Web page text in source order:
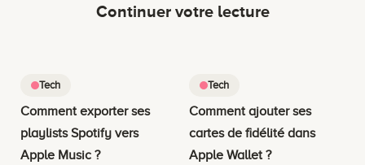
Continuer votre lecture
Tech
Comment exporter ses
playlists Spotify vers
Apple Music ?
Tech
Comment ajouter ses
cartes de fidélité dans
Apple Wallet ?